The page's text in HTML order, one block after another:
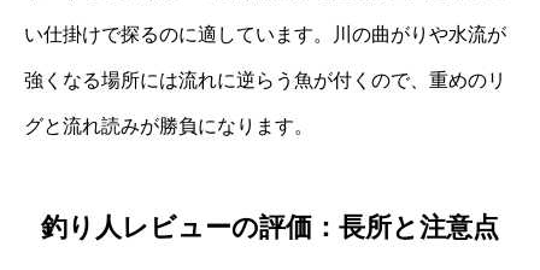
い仕掛けで探るのに適しています。川の曲がりや水流が
強くなる場所には流れに逆らう魚が付くので、重めのリ
グと流れ読みが勝負になります。
釣り人レビューの評価：長所と注意点